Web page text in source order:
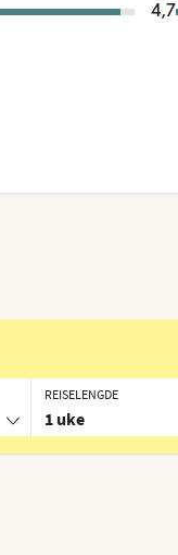
4,7
REISELENGDE
1 uke